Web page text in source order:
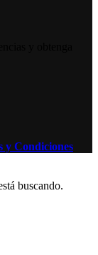
y Condiciones
buscando.